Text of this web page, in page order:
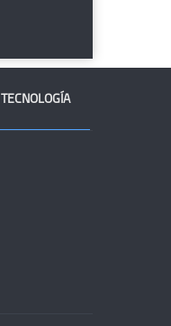
TECNOLOGÍA